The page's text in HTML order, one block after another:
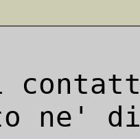
ne'